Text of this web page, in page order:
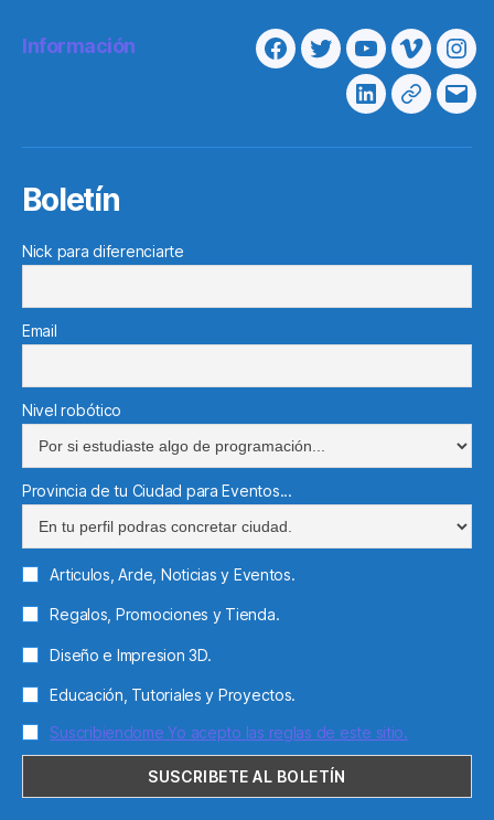
Información
Facebook
TwitterYoutubeVimeo
LinkedinTelegram
Boletín
Nick para diferenciarte
Email
Nivel robótico
Provincia de tu Ciudad para Eventos...
Articulos, Arde, Noticias y Eventos.
Regalos, Promociones y Tienda.
Diseño e Impresion 3D.
Educación, Tutoriales y Proyectos.
Suscribiendome Yo acepto las reglas de este sitio.